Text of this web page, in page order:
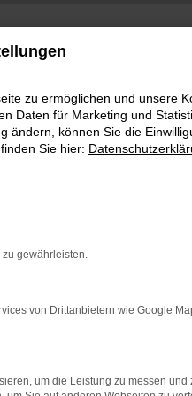
Funktioniert die Seite in
sind.
zu ermöglichen und unsere
Daten für Marketing und
ändern, können Sie die
Sie hier:
gewährleisten.
von Drittanbietern wie Google
um die Leistung zu messen und